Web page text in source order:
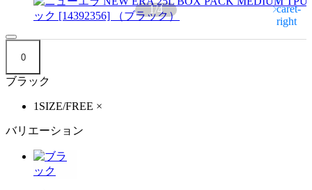
1/4
0
ブラック
1SIZE/FREE ×
バリエーション